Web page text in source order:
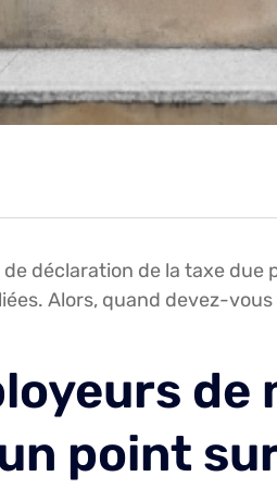
déclaration de la taxe due
Alors, quand devez-
de
point